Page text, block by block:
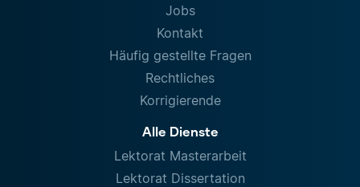
Jobs
Kontakt
Häufig gestellte Fragen
Rechtliches
Korrigierende
Alle Dienste
Lektorat Masterarbeit
Lektorat Dissertation